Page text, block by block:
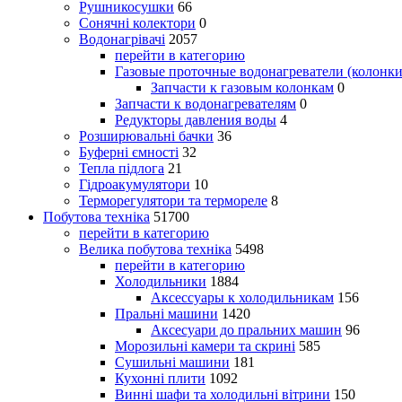
Рушникосушки 66
Сонячні колектори 0
Водонагрівачі 2057
перейти в категорию
Газовые проточные водонагреватели
Запчасти к газовым колонкам 0
Запчасти к водонагревателям 0
Редукторы давления воды 4
Розширювальні бачки 36
Буферні ємності 32
Тепла підлога 21
Гідроакумулятори 10
Терморегулятори та термореле 8
Побутова техніка 51700
перейти в категорию
Велика побутова техніка 5498
перейти в категорию
Холодильники 1884
Аксессуары к холодильникам 156
Пральні машини 1420
Аксесуари до пральних машин 96
Морозильні камери та скрині 585
Сушильні машини 181
Кухонні плити 1092
Винні шафи та холодильні вітрини 150